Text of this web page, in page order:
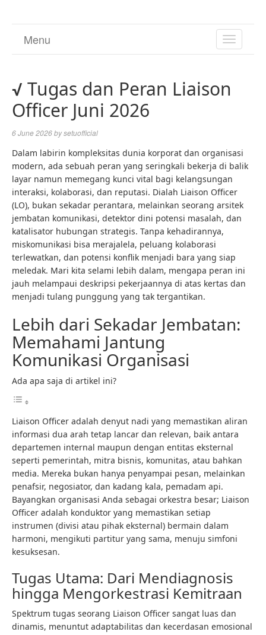
TOGGLE
Menu
√ Tugas dan Peran Liaison
Officer Juni 2026
6 June 2026bysetuofficial
Dalam labirin kompleksitas dunia korporat dan organisasi
modern, ada sebuah peran yang seringkali bekerja di balik
layar namun memegang kunci vital bagi kelangsungan
interaksi, kolaborasi, dan reputasi. Dialah Liaison Officer
(LO), bukan sekadar perantara, melainkan seorang arsitek
jembatan komunikasi, detektor dini potensi masalah, dan
katalisator hubungan strategis. Tanpa kehadirannya,
miskomunikasi bisa merajalela, peluang kolaborasi
terlewatkan, dan potensi konflik menjadi bara yang siap
meledak. Mari kita selami lebih dalam, mengapa peran ini
jauh melampaui deskripsi pekerjaannya di atas kertas dan
menjadi tulang punggung yang tak tergantikan.
Lebih dari Sekadar Jembatan:
Memahami Jantung
Komunikasi Organisasi
Ada apa saja di artikel ini?
Liaison Officer adalah denyut nadi yang memastikan aliran
informasi dua arah tetap lancar dan relevan, baik antara
departemen internal maupun dengan entitas eksternal
seperti pemerintah, mitra bisnis, komunitas, atau bahkan
media. Mereka bukan hanya penyampai pesan, melainkan
penafsir, negosiator, dan kadang kala, pemadam api.
Bayangkan organisasi Anda sebagai orkestra besar; Liaison
Officer adalah konduktor yang memastikan setiap
instrumen (divisi atau pihak eksternal) bermain dalam
harmoni, mengikuti partitur yang sama, menuju simfoni
kesuksesan.
Tugas Utama: Dari Mendiagnosis
hingga Mengorkestrasi Kemitraan
Spektrum tugas seorang Liaison Officer sangat luas dan
dinamis, menuntut adaptabilitas dan kecerdasan emosional